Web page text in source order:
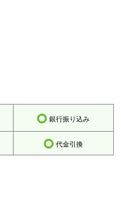
銀行振り込み
代金引換